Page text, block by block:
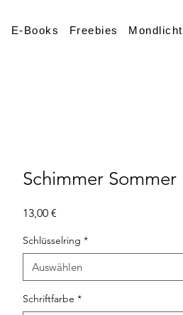
E-Books Freebies
Schimmer Sommer
13,00 €
Schlüsselring *
Auswählen
Schriftfarbe *